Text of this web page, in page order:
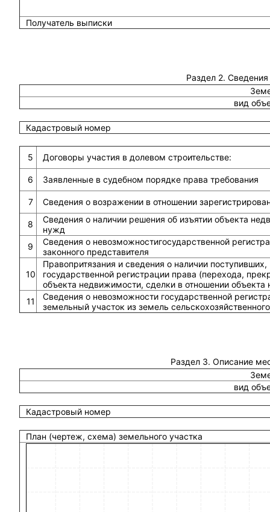
Получатель выписки
Раздел 2.
вид
Кадастровый номер
5 Договоры участия в долевом строительстве:
6 Заявленные в судебном порядке права требования
7 Сведения о возражении в отношении
8
Сведения о наличии решения об изъятии объекта
нужд
9
Сведения о невозможностигосударственной
законного представителя
10
Правопритязания и сведения о наличии
государственной регистрации права (перехода,
объекта недвижимости, сделки в отношении
11
Сведения о невозможности государственной
земельный участок из земель
Раздел 3. Описание
вид
Кадастровый номер
План (чертеж, схема) земельного участка